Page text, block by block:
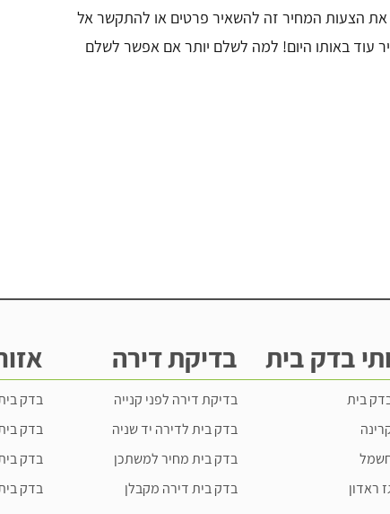
הצעות המחיר זה להשאיר פרטים או להתקשר אל
עוד באותו היום! למה לשלם יותר אם אפשר לשלם
בדק בית
בית
ראדון
בדיקת דירה
בדיקת דירה לפני קנייה
בדק בית לדירה יד שניה
בדק בית מחיר למשתכן
בדק בית דירה מקבלן
בדק
בדק
בדק
בדק